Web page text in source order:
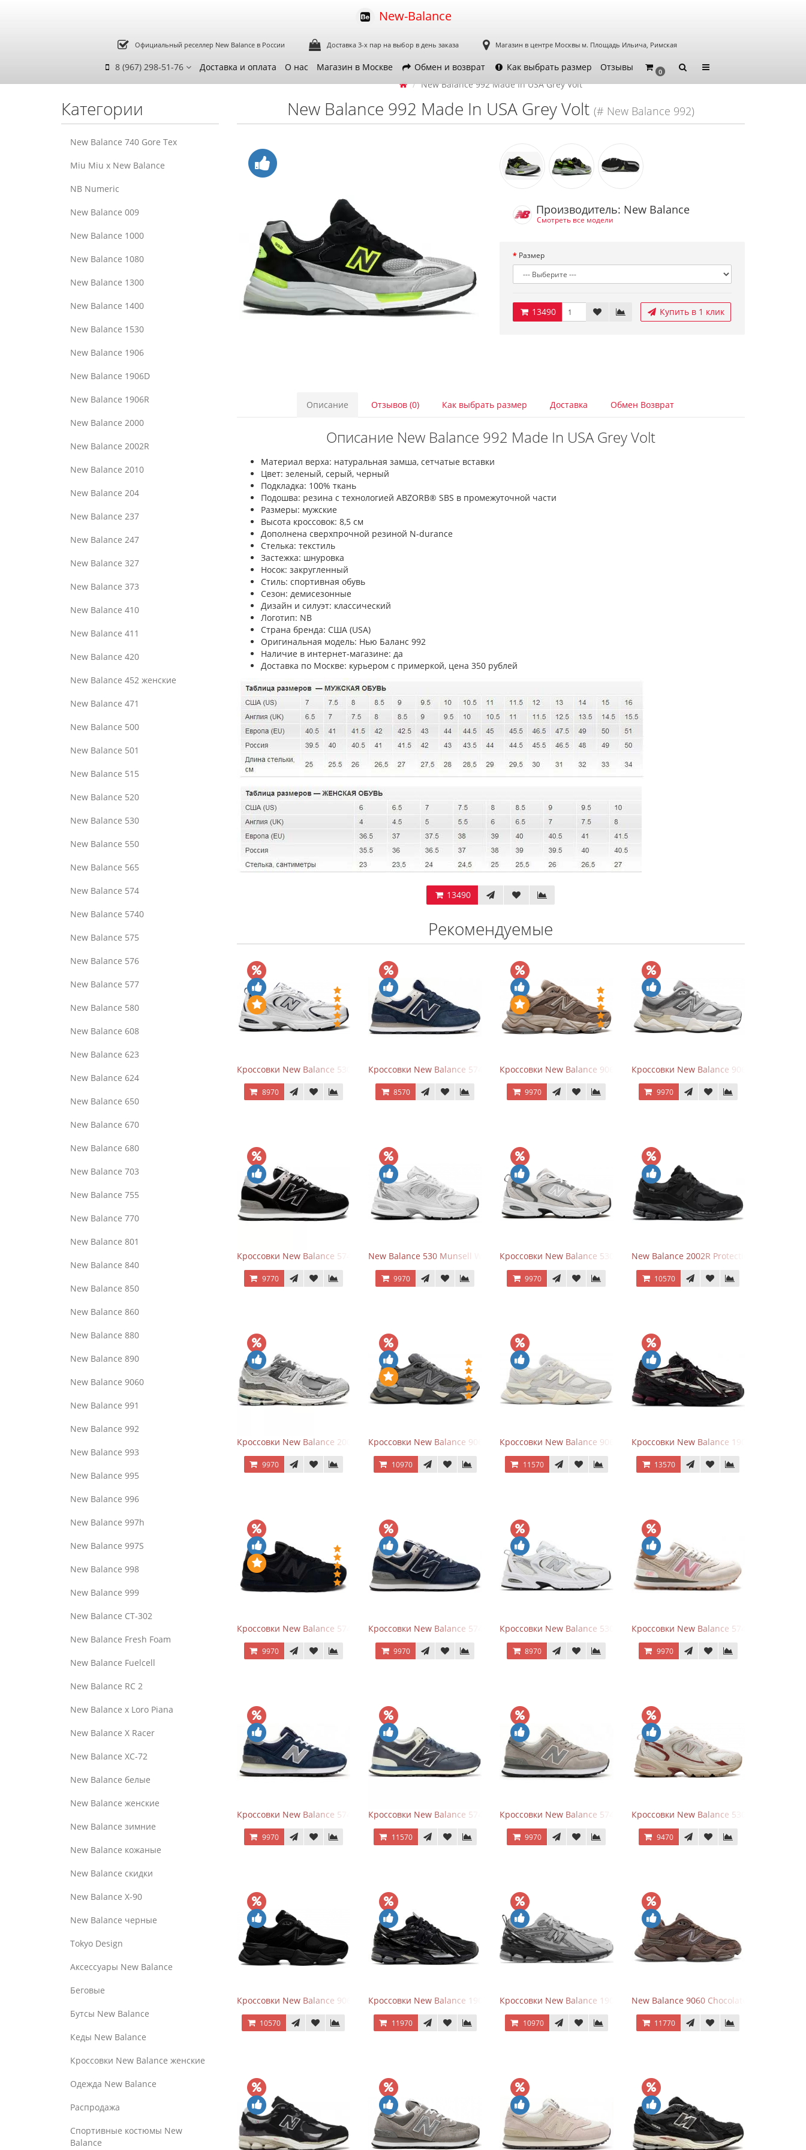
New-Balance
Официальный реселлер New Balance в России Доставка 3-х пар на выбор в день заказа Магазин в центре Москвы м. Площадь Ильича, Римская
8 (967) 298-51-76 Доставка и оплата О нас Магазин в Москве Обмен и возврат Как выбрать размер Отзывы 0
Категории
New Balance 740 Gore Tex
Miu Miu x New Balance
NB Numeric
New Balance 009
New Balance 1000
New Balance 1080
New Balance 1300
New Balance 1400
New Balance 1530
New Balance 1906
New Balance 1906D
New Balance 1906R
New Balance 2000
New Balance 2002R
New Balance 2010
New Balance 204
New Balance 237
New Balance 247
New Balance 327
New Balance 373
New Balance 410
New Balance 411
New Balance 420
New Balance 452 женские
New Balance 471
New Balance 500
New Balance 501
New Balance 515
New Balance 520
New Balance 530
New Balance 550
New Balance 565
New Balance 574
New Balance 5740
New Balance 575
New Balance 576
New Balance 577
New Balance 580
New Balance 608
New Balance 623
New Balance 624
New Balance 650
New Balance 670
New Balance 680
New Balance 703
New Balance 755
New Balance 770
New Balance 801
New Balance 840
New Balance 850
New Balance 860
New Balance 880
New Balance 890
New Balance 9060
New Balance 991
New Balance 992
New Balance 993
New Balance 995
New Balance 996
New Balance 997h
New Balance 997S
New Balance 998
New Balance 999
New Balance CT-302
New Balance Fresh Foam
New Balance Fuelcell
New Balance RC 2
New Balance x Loro Piana
New Balance X Racer
New Balance XC-72
New Balance белые
New Balance женские
New Balance зимние
New Balance кожаные
New Balance скидки
New Balance Х-90
New Balance черные
Tokyo Design
Аксессуары New Balance
Беговые
Бутсы New Balance
Кеды New Balance
Кроссовки New Balance женские
Одежда New Balance
Распродажа
Спортивные костюмы New
Balance
New Balance 992 Made In USA Grey Volt
New Balance 992 Made In USA Grey Volt (# New Balance 992)
Производитель: New Balance
Смотреть все модели
Размер
13490 Купить в 1 клик
Описание Отзывов (0) Как выбрать размер Доставка Обмен Возврат
Описание New Balance 992 Made In USA Grey Volt
Материал верха: натуральная замша, сетчатые вставки
Цвет: зеленый, серый, черный
Подкладка: 100% ткань
Подошва: резина с технологией ABZORB® SBS в промежуточной части
Размеры: мужские
Высота кроссовок: 8,5 см
Дополнена сверхпрочной резиной N-durance
Стелька: текстиль
Застежка: шнуровка
Носок: закругленный
Стиль: спортивная обувь
Сезон: демисезонные
Дизайн и силуэт: классический
Логотип: NB
Страна бренда: США (USA)
Оригинальная модель: Нью Баланс 992
Наличие в интернет-магазине: да
Доставка по Москве: курьером с примеркой, цена 350 рублей
13490
Рекомендуемые
Кроссовки New Balance 530 White Silver Navy
8970
Кроссовки New Balance 574 Navy Blue White
8570
Кроссовки New Balance 9060 Mushroom
9970
Кроссовки New Balance 9060 Rain Cloud
9970
Кроссовки New Balance 574 Evergreen Black
9770
New Balance 530 Munsell White Silver
9970
Кроссовки New Balance 530 Grey Matter Harbor Grey
9970
New Balance 2002R Protection Phantom
10570
Кроссовки New Balance 2002R Protection Pack Grey
9970
Кроссовки New Balance 9060 x Joe Freshgoods Dark Grey
10970
Кроссовки New Balance 9060 Quartz Grey
11570
Кроссовки New Balance 1906A Dragon
13570
Кроссовки New Balance 574 All Black
9970
Кроссовки New Balance 574 Navy Blue Grey
9970
Кроссовки New Balance 530 White Silver Metallic
8970
Кроссовки New Balance 574 Power Beige
9970
Кроссовки New Balance 574 Classic Blue Grey
9970
Кроссовки New Balance 574 Classic Blue White Leather
11570
Кроссовки New Balance 574 Silver Summer Fog
9970
Кроссовки New Balance 530 Festival Pack
9470
Кроссовки New Balance 9060 Triple Black
10570
Кроссовки New Balance 1906A Black Silver
11970
Кроссовки New Balance 1906R Brighton Grey
10970
New Balance 9060 Chocolate Brown
11770